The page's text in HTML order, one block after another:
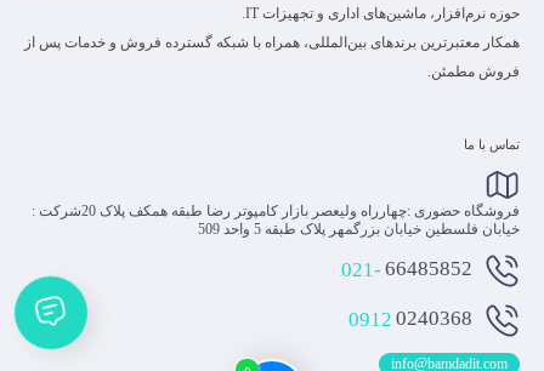
حوزه نرم‌افزار، ماشین‌های اداری و تجهیزات IT.
همکار معتبرترین برندهای بین‌المللی، همراه با شبکه گسترده فروش و خدمات پس از
فروش مطمئن.
تماس با ما
فروشگاه حضوری :چهارراه ولیعصر بازار کامپوتر رضا طبقه همکف پلاک 20شرکت :
خیابان فلسطین خیابان بزرگمهر پلاک طبقه 5 واحد 509
021- 66485852
0912 0240368
info@bamdadit.com